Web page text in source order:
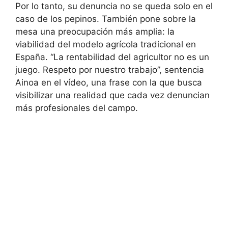
Por lo tanto, su denuncia no se queda solo en el
caso de los pepinos. También pone sobre la
mesa una preocupación más amplia: la
viabilidad del modelo agrícola tradicional en
España. “La rentabilidad del agricultor no es un
juego. Respeto por nuestro trabajo”, sentencia
Ainoa en el vídeo, una frase con la que busca
visibilizar una realidad que cada vez denuncian
más profesionales del campo.